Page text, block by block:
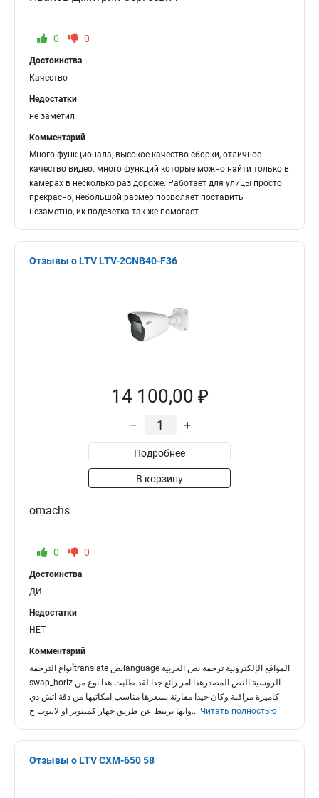
0 0
Достоинства
Качество
Недостатки
не заметил
Комментарий
Много функционала, высокое качество сборки, отличное
качество видео. много функций которые можно найти только в
камерах в несколько раз дороже. Работает для улицы просто
прекрасно, небольшой размер позволяет поставить
незаметно, ик подсветка так же помогает
Отзывы о LTV LTV-2CNB40-F36
14 100,00 ₽
– +
Подробнее
В корзину
omachs
0 0
Достоинства
ДИ
Недостатки
НЕТ
Комментарий
أنواع الترجمةtranslate نصlanguage المواقع الإلكترونية ترجمة نص العربية
swap_horiz الروسية النص المصدرهذا امر رائع جدا لقد طلبت هذا نوع من
كاميرة مراقبة وكان جيدا مقارنة بسعرها مناسب امكاتيها من دقة اتش دي
وانها ترتبط عن طريق جهاز كمبيوتر او لابتوب ح... Читать полностью
Отзывы о LTV CXM-650 58